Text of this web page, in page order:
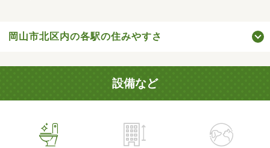
岡山市北区内の各駅の住みやすさ
設備など